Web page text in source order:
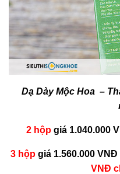
Dạ Dày Mộc Hoa –
2 hộpgiá 1.040.000
3 hộp giá 1.560.000 VNĐ
VNĐ